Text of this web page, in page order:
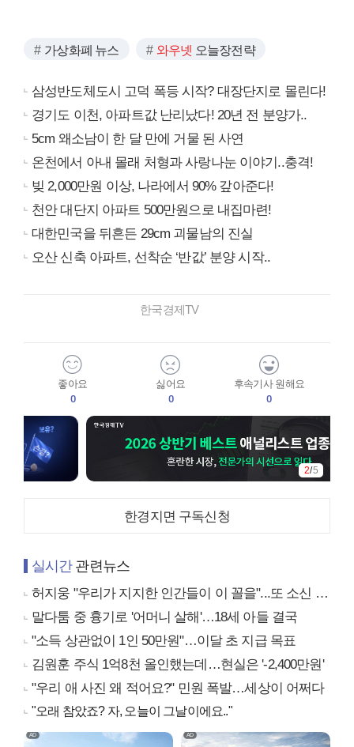
가상화폐 뉴스 와우넷 오늘장전략
삼성반도체도시 고덕 폭등 시작? 대장단지로 몰린다!
경기도 이천, 아파트값 난리났다! 20년 전 분양가..
5cm 왜소남이 한 달 만에 거물 된 사연
온천에서 아내 몰래 처형과 사랑나눈 이야기..충격!
빚 2,000만원 이상, 나라에서 90% 갚아준다!
천안 대단지 아파트 500만원으로 내집마련!
대한민국을 뒤흔든 29cm 괴물남의 진실
오산 신축 아파트, 선착순 ‘반값’ 분양 시작..
한국경제TV
좋아요
0
싫어요
0
후속기사 원해요
0
2/5
한경지면 구독신청
실시간관련뉴스
허지웅 "우리가 지지한 인간들이 이 꼴을"...또 소신 발언
말다툼 중 흉기로 '어머니 살해'…18세 아들 결국
"소득 상관없이 1인 50만원"…이달 초 지급 목표
김원훈 주식 1억8천 올인했는데…현실은 '-2,400만원'
"우리 애 사진 왜 적어요?" 민원 폭발…세상이 어쩌다
"오래 참았죠? 자, 오늘이 그날이에요.."